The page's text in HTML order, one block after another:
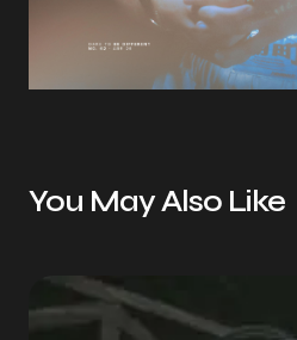
You May Also Like